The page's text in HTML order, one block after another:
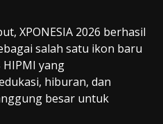
XPONESIA 2026 berhasil
salah satu ikon baru
yang
hiburan, dan
besar untuk